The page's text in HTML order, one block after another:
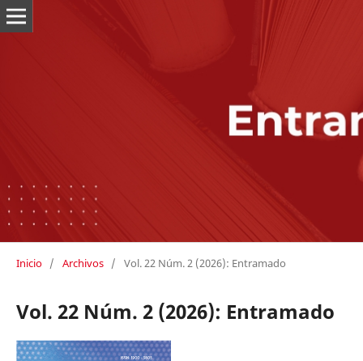
Inicio / Archivos / Vol. 22 Núm. 2 (2026): Entramado
Vol. 22 Núm. 2 (2026): Entramado